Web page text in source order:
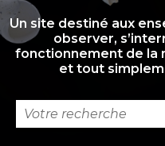
Un site destiné aux
observer,
fonctionnement de la
et tout